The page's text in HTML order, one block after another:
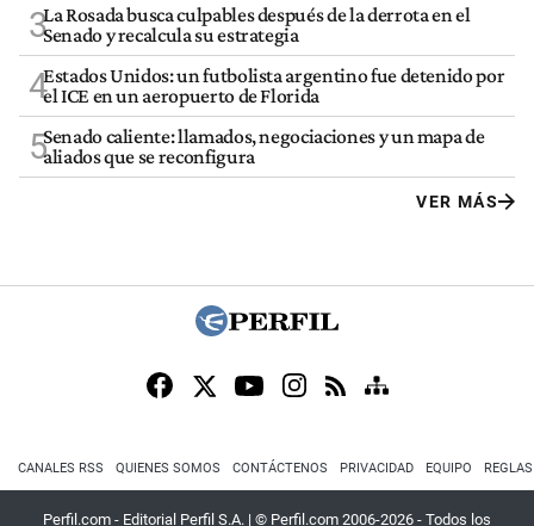
3La Rosada busca culpables después de la derrota en el
Senado y recalcula su estrategia
4Estados Unidos: un futbolista argentino fue detenido por
el ICE en un aeropuerto de Florida
5Senado caliente: llamados, negociaciones y un mapa de
aliados que se reconfigura
VER MÁS
CANALES RSS QUIENES SOMOS CONTÁCTENOS PRIVACIDAD EQUIPO
Perfil.com - Editorial Perfil S.A. | © Perfil.com 2006-2026 - Todos los